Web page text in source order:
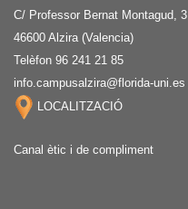
C/ Professor Bernat Montagud, 3
46600 Alzira (Valencia)
Telèfon 96 241 21 85
info.campusalzira@florida-uni.es
LOCALITZACIÓ
Canal ètic i de compliment